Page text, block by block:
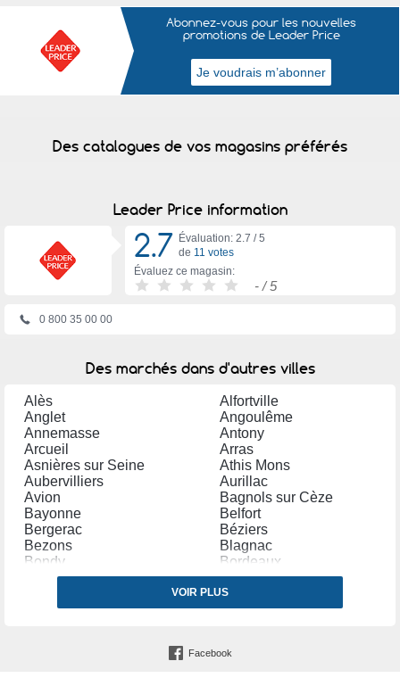
Abonnez-vous pour les nouvelles
promotions de Leader Price
Des catalogues de vos magasins préférés
Leader Price information
2.7 Évaluation: 2.7 /5
de 11 votes
Évaluez ce magasin:
- / 5
0 800 35 00 00
Des marchés dans d'autres villes
Alès
Alfortville
Anglet
Angoulême
Annemasse
Antony
Arcueil
Arras
Asnières sur Seine
Athis Mons
Aubervilliers
Aurillac
Avion
Bagnols sur Cèze
Bayonne
Belfort
Bergerac
Béziers
Bezons
Blagnac
Bondy
Bordeaux
Bourg en Bresse
Bourges
Brive la Gaillarde
Cannes
Champigny sur Marne
VOIR PLUS
Facebook